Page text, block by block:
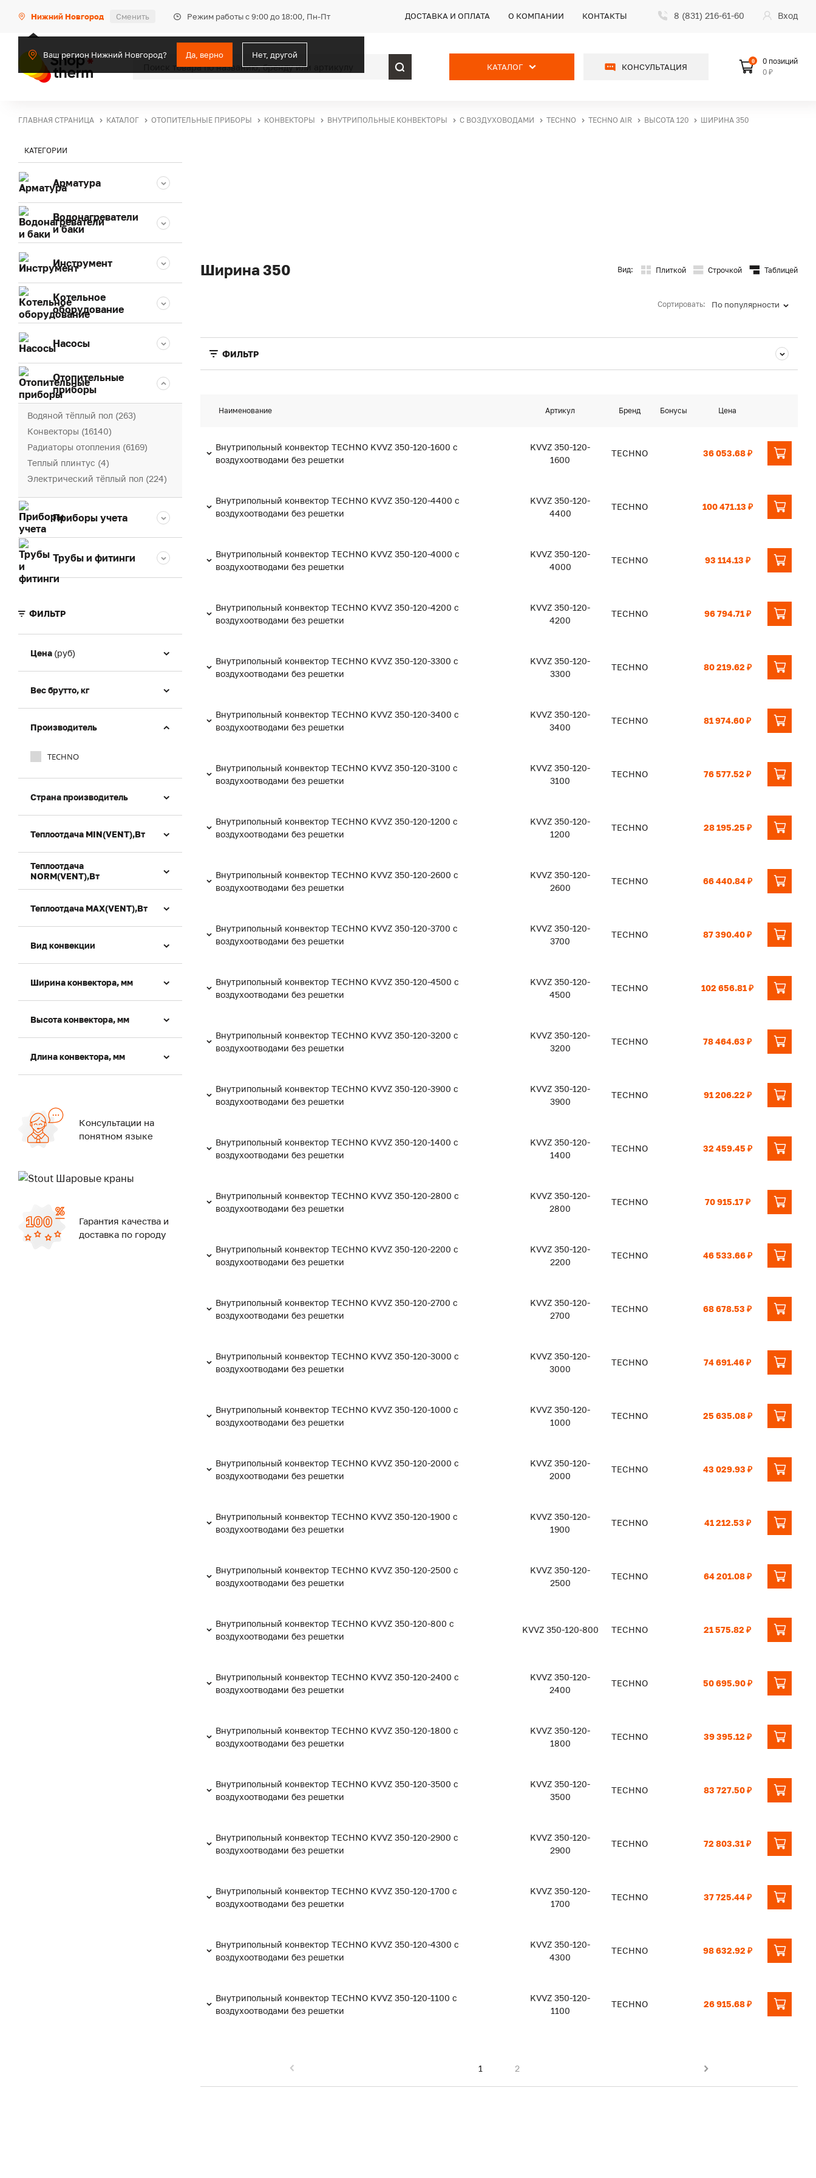
Нижний Новгород Сменить Режим работы с 9:00 до 18:00, Пн-Пт
Ваш регион Нижний Новгород? Да, верно Нет, другой
ДОСТАВКА И ОПЛАТА О КОМПАНИИ КОНТАКТЫ 8 (831) 216-61-60 Вход
КАТАЛОГ КОНСУЛЬТАЦИЯ
0
0 позиций
0 ₽
ГЛАВНАЯ СТРАНИЦА КАТАЛОГ ОТОПИТЕЛЬНЫЕ ПРИБОРЫ КОНВЕКТОРЫ ВНУТРИПОЛЬНЫЕ КОНВЕКТОРЫ С ВОЗДУХОВОДАМИ TECHNO TECHNO AIR ВЫСОТА 120 ШИРИНА 350
КАТЕГОРИИ
Арматура
Водонагреватели
и баки
Инструмент
Котельное
оборудование
Насосы
Отопительные
приборы
Водяной тёплый пол (263)
Конвекторы (16140)
Радиаторы отопления (6169)
Теплый плинтус (4)
Электрический тёплый пол (224)
Приборы учета
Трубы и фитинги
ФИЛЬТР
Цена (руб)
Вес брутто, кг
Производитель
TECHNO
Страна производитель
Теплоотдача MIN(VENT),Вт
Теплоотдача
NORM(VENT),Вт
Теплоотдача MAX(VENT),Вт
Вид конвекции
Ширина конвектора, мм
Высота конвектора, мм
Длина конвектора, мм
Консультации на
понятном языке
Гарантия качества и
доставка по городу
Ширина 350 Вид: Плиткой Строчкой Таблицей
Сортировать: По популярности
ФИЛЬТР
Наименование Артикул Бренд Бонусы Цена
Внутрипольный конвектор TECHNO KVVZ 350-120-1600 с
воздухоотводами без решетки
KVVZ 350-120-
1600
TECHNO 36 053.68 ₽
Внутрипольный конвектор TECHNO KVVZ 350-120-4400 с
воздухоотводами без решетки
KVVZ 350-120-
4400
TECHNO 100 471.13 ₽
Внутрипольный конвектор TECHNO KVVZ 350-120-4000 с
воздухоотводами без решетки
KVVZ 350-120-
4000
TECHNO 93 114.13 ₽
Внутрипольный конвектор TECHNO KVVZ 350-120-4200 с
воздухоотводами без решетки
KVVZ 350-120-
4200
TECHNO 96 794.71 ₽
Внутрипольный конвектор TECHNO KVVZ 350-120-3300 с
воздухоотводами без решетки
KVVZ 350-120-
3300
TECHNO 80 219.62 ₽
Внутрипольный конвектор TECHNO KVVZ 350-120-3400 с
воздухоотводами без решетки
KVVZ 350-120-
3400
TECHNO 81 974.60 ₽
Внутрипольный конвектор TECHNO KVVZ 350-120-3100 с
воздухоотводами без решетки
KVVZ 350-120-
3100
TECHNO 76 577.52 ₽
Внутрипольный конвектор TECHNO KVVZ 350-120-1200 с
воздухоотводами без решетки
KVVZ 350-120-
1200
TECHNO 28 195.25 ₽
Внутрипольный конвектор TECHNO KVVZ 350-120-2600 с
воздухоотводами без решетки
KVVZ 350-120-
2600
TECHNO 66 440.84 ₽
Внутрипольный конвектор TECHNO KVVZ 350-120-3700 с
воздухоотводами без решетки
KVVZ 350-120-
3700
TECHNO 87 390.40 ₽
Внутрипольный конвектор TECHNO KVVZ 350-120-4500 с
воздухоотводами без решетки
KVVZ 350-120-
4500
TECHNO 102 656.81 ₽
Внутрипольный конвектор TECHNO KVVZ 350-120-3200 с
воздухоотводами без решетки
KVVZ 350-120-
3200
TECHNO 78 464.63 ₽
Внутрипольный конвектор TECHNO KVVZ 350-120-3900 с
воздухоотводами без решетки
KVVZ 350-120-
3900
TECHNO 91 206.22 ₽
Внутрипольный конвектор TECHNO KVVZ 350-120-1400 с
воздухоотводами без решетки
KVVZ 350-120-
1400
TECHNO 32 459.45 ₽
Внутрипольный конвектор TECHNO KVVZ 350-120-2800 с
воздухоотводами без решетки
KVVZ 350-120-
2800
TECHNO 70 915.17 ₽
Внутрипольный конвектор TECHNO KVVZ 350-120-2200 с
воздухоотводами без решетки
KVVZ 350-120-
2200
TECHNO 46 533.66 ₽
Внутрипольный конвектор TECHNO KVVZ 350-120-2700 с
воздухоотводами без решетки
KVVZ 350-120-
2700
TECHNO 68 678.53 ₽
Внутрипольный конвектор TECHNO KVVZ 350-120-3000 с
воздухоотводами без решетки
KVVZ 350-120-
3000
TECHNO 74 691.46 ₽
Внутрипольный конвектор TECHNO KVVZ 350-120-1000 с
воздухоотводами без решетки
KVVZ 350-120-
1000
TECHNO 25 635.08 ₽
Внутрипольный конвектор TECHNO KVVZ 350-120-2000 с
воздухоотводами без решетки
KVVZ 350-120-
2000
TECHNO 43 029.93 ₽
Внутрипольный конвектор TECHNO KVVZ 350-120-1900 с
воздухоотводами без решетки
KVVZ 350-120-
1900
TECHNO 41 212.53 ₽
Внутрипольный конвектор TECHNO KVVZ 350-120-2500 с
воздухоотводами без решетки
KVVZ 350-120-
2500
TECHNO 64 201.08 ₽
Внутрипольный конвектор TECHNO KVVZ 350-120-800 с
воздухоотводами без решетки
KVVZ 350-120-800 TECHNO 21 575.82 ₽
Внутрипольный конвектор TECHNO KVVZ 350-120-2400 с
воздухоотводами без решетки
KVVZ 350-120-
2400
TECHNO 50 695.90 ₽
Внутрипольный конвектор TECHNO KVVZ 350-120-1800 с
воздухоотводами без решетки
KVVZ 350-120-
1800
TECHNO 39 395.12 ₽
Внутрипольный конвектор TECHNO KVVZ 350-120-3500 с
воздухоотводами без решетки
KVVZ 350-120-
3500
TECHNO 83 727.50 ₽
Внутрипольный конвектор TECHNO KVVZ 350-120-2900 с
воздухоотводами без решетки
KVVZ 350-120-
2900
TECHNO 72 803.31 ₽
Внутрипольный конвектор TECHNO KVVZ 350-120-1700 с
воздухоотводами без решетки
KVVZ 350-120-
1700
TECHNO 37 725.44 ₽
Внутрипольный конвектор TECHNO KVVZ 350-120-4300 с
воздухоотводами без решетки
KVVZ 350-120-
4300
TECHNO 98 632.92 ₽
Внутрипольный конвектор TECHNO KVVZ 350-120-1100 с
воздухоотводами без решетки
KVVZ 350-120-
1100
TECHNO 26 915.68 ₽
1 2